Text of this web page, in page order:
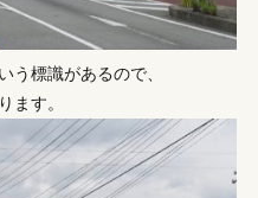
う標識があるので、
ます。